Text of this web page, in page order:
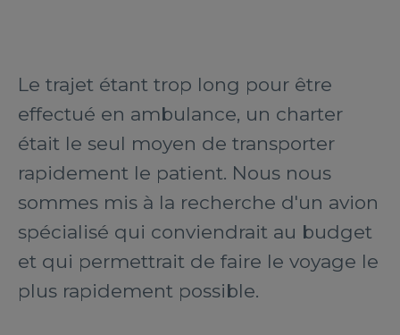
Le trajet étant trop long pour être
effectué en ambulance, un charter
était le seul moyen de transporter
rapidement le patient. Nous nous
sommes mis à la recherche d'un avion
spécialisé qui conviendrait au budget
et qui permettrait de faire le voyage le
plus rapidement possible.